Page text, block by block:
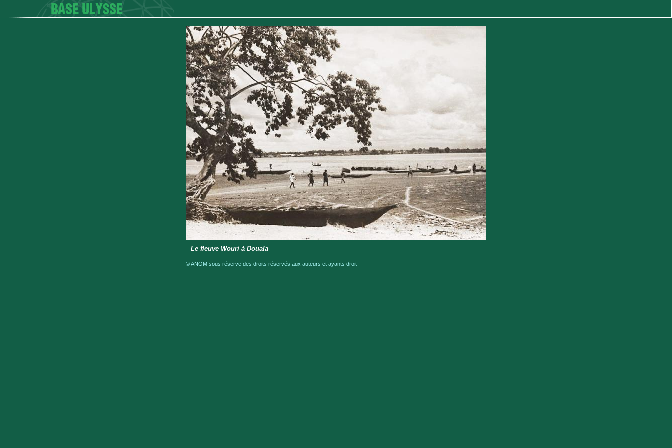
Le fleuve Wouri à Douala
© ANOM sous réserve des droits réservés aux auteurs et ayants droit